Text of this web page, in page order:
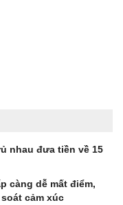
nhau đưa tiền về 15
càng dễ mất điểm,
cảm xúc